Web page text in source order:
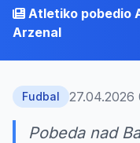
Atletiko pobedio
Arzenal
Fudbal 27.04.2026
Pobeda nad